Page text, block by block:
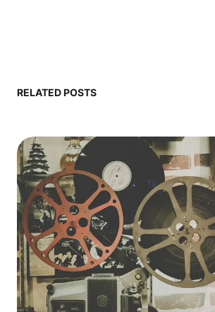
RELATED POSTS